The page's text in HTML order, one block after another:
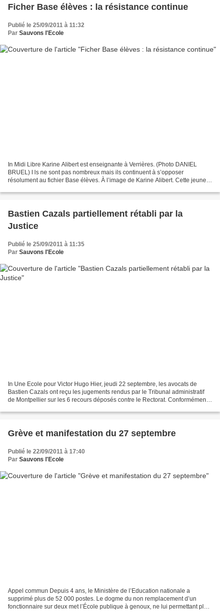
Ficher Base élèves : la résistance continue
Publié le 25/09/2011 à 11:32
Par Sauvons l'Ecole
In Midi Libre Karine Alibert est enseignante à Verrières. (Photo DANIEL
BRUEL) I ls ne sont pas nombreux mais ils continuent à s’opposer
résolument au fichier Base élèves. À l’image de Karine Alibert. Cette jeune
Bastien Cazals partiellement rétabli par la
Justice
Publié le 25/09/2011 à 11:35
Par Sauvons l'Ecole
In Une Ecole pour Victor Hugo Hier, jeudi 22 septembre, les avocats de
Bastien Cazals ont reçu les jugements rendus par le Tribunal administratif
de Montpellier sur les 6 recours déposés contre le Rectorat. Conformément
Grève et manifestation du 27 septembre
Publié le 22/09/2011 à 17:40
Par Sauvons l'Ecole
Appel commun Depuis 4 ans, le Ministère de l’Education nationale a
supprimé plus de 52 000 postes. Le dogme du non remplacement d’un
fonctionnaire sur deux met l’École publique à genoux, ne lui permettant plus